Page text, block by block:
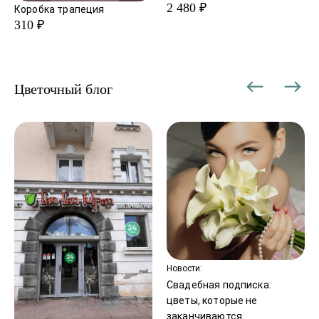
Коробка трапеция
310 ₽
2 480 ₽
Новости:
Свадебная подписка:
цветы, которые не
заканчиваются
Цветочный блог